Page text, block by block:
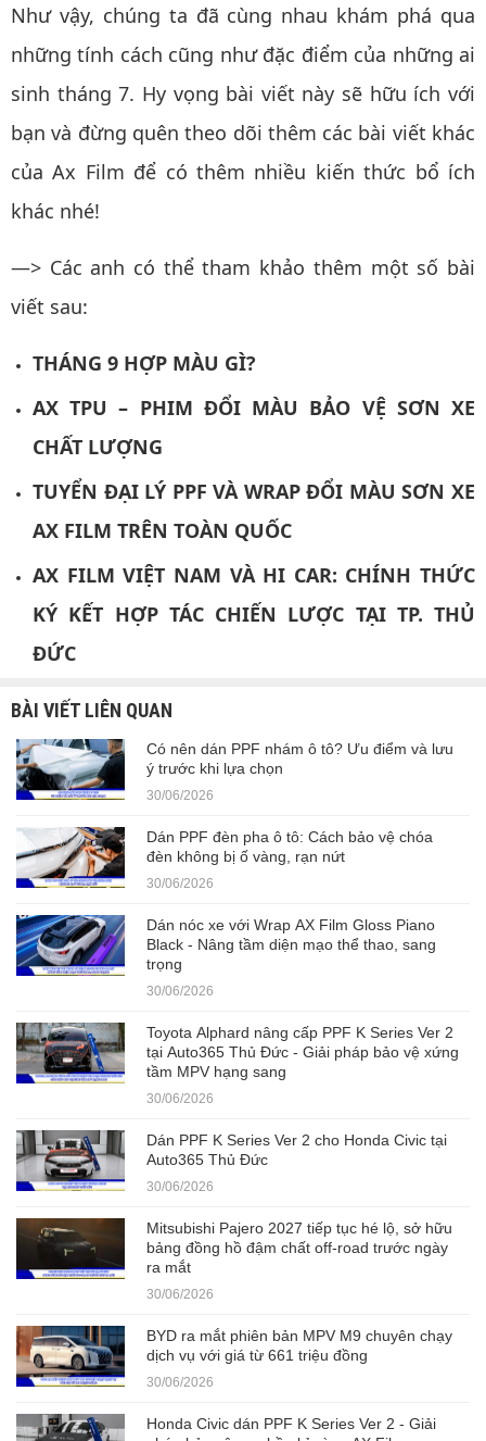
Như vậy, chúng ta đã cùng nhau khám phá qua
những tính cách cũng như đặc điểm của những ai
sinh tháng 7. Hy vọng bài viết này sẽ hữu ích với
bạn và đừng quên theo dõi thêm các bài viết khác
của Ax Film để có thêm nhiều kiến thức bổ ích
khác nhé!
—> Các anh có thể tham khảo thêm một số bài
viết sau:
THÁNG 9 HỢP MÀU GÌ?
AX TPU – PHIM ĐỔI MÀU BẢO VỆ SƠN XE
CHẤT LƯỢNG
TUYỂN ĐẠI LÝ PPF VÀ WRAP ĐỔI MÀU SƠN XE
AX FILM TRÊN TOÀN QUỐC
AX FILM VIỆT NAM VÀ HI CAR: CHÍNH THỨC
KÝ KẾT HỢP TÁC CHIẾN LƯỢC TẠI TP. THỦ
ĐỨC
BÀI VIẾT LIÊN QUAN
Có nên dán PPF nhám ô tô? Ưu điểm và lưu
ý trước khi lựa chọn
30/06/2026
Dán PPF đèn pha ô tô: Cách bảo vệ chóa
đèn không bị ố vàng, rạn nứt
30/06/2026
Dán nóc xe với Wrap AX Film Gloss Piano
Black - Nâng tầm diện mạo thể thao, sang
trọng
30/06/2026
Toyota Alphard nâng cấp PPF K Series Ver 2
tại Auto365 Thủ Đức - Giải pháp bảo vệ xứng
tầm MPV hạng sang
30/06/2026
Dán PPF K Series Ver 2 cho Honda Civic tại
Auto365 Thủ Đức
30/06/2026
Mitsubishi Pajero 2027 tiếp tục hé lộ, sở hữu
bảng đồng hồ đậm chất off-road trước ngày
ra mắt
30/06/2026
BYD ra mắt phiên bản MPV M9 chuyên chạy
dịch vụ với giá từ 661 triệu đồng
30/06/2026
Honda Civic dán PPF K Series Ver 2 - Giải